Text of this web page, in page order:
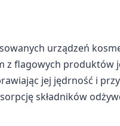
urządzeń
z flagowych produktów
jej jędrność i
składników